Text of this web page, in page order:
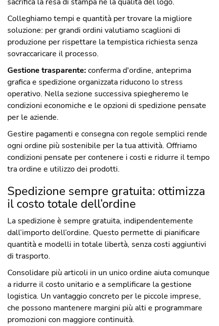
Colleghiamo tempi e quantità per trovare la migliore
soluzione: per grandi ordini valutiamo scaglioni di
produzione per rispettare la tempistica richiesta senza
sovraccaricare il processo.
Gestione trasparente:conferma d'ordine, anteprima
grafica e spedizione organizzata riducono lo stress
operativo. Nella sezione successiva spiegheremo le
condizioni economiche e le opzioni di spedizione pensate
per le aziende.
Gestire pagamenti e consegna con regole semplici rende
ogni ordine più sostenibile per la tua attività. Offriamo
condizioni pensate per contenere i costi e ridurre il tempo
tra ordine e utilizzo dei prodotti.
Spedizione sempre gratuita: ottimizza
il costo totale dell’ordine
La spedizione è sempre gratuita, indipendentemente
dall’importo dell’ordine. Questo permette di pianificare
quantità e modelli in totale libertà, senza costi aggiuntivi
di trasporto.
Consolidare più articoli in un unico ordine aiuta comunque
a ridurre il costo unitario e a semplificare la gestione
logistica. Un vantaggio concreto per le piccole imprese,
che possono mantenere margini più alti e programmare
promozioni con maggiore continuità.